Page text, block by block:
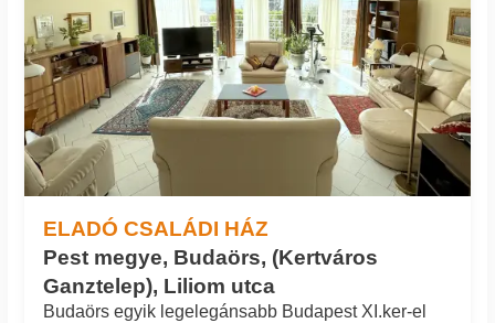
ELADÓ CSALÁDI HÁZ
Pest megye, Budaörs, (Kertváros
Ganztelep), Liliom utca
Budaörs egyik legelegánsabb Budapest XI.ker-el